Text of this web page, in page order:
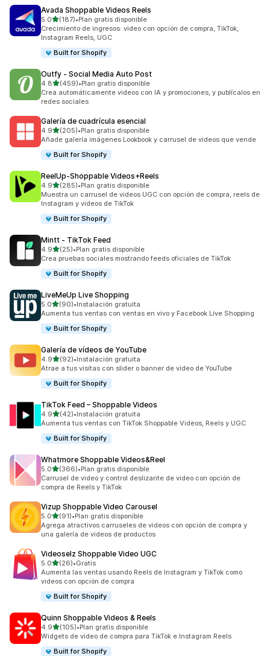
Avada Shoppable Videos Reels
5.0de 5 estrellas
(187)
187 reseñas en total
•Plan gratis disponible
Crecimiento de ingresos: video con opción de compra, TikTok,
Instagram Reels, UGC
Built for Shopify
Outfy ‑ Social Media Auto Post
4.8de 5 estrellas
(459)
459 reseñas en total
•Plan gratis disponible
Crea automáticamente videos con IA y promociones, y publícalos en
redes sociales
Galería de cuadrícula esencial
4.9de 5 estrellas
(205)
205 reseñas en total
•Plan gratis disponible
Añade galería imágenes Lookbook y carrusel de videos que vende
Built for Shopify
ReelUp‑Shoppable Videos+Reels
4.9de 5 estrellas
(285)
285 reseñas en total
•Plan gratis disponible
Muestra un carrusel de videos UGC con opción de compra, reels de
Instagram y videos de TikTok
Built for Shopify
Mintt ‑ TikTok Feed
4.9de 5 estrellas
(25)
25 reseñas en total
•Plan gratis disponible
Crea pruebas sociales mostrando feeds oficiales de TikTok
Built for Shopify
LiveMeUp Live Shopping
5.0de 5 estrellas
(90)
90 reseñas en total
•Instalación gratuita
Aumenta tus ventas con ventas en vivo y Facebook Live Shopping
Built for Shopify
Galería de vídeos de YouTube
4.9de 5 estrellas
(92)
92 reseñas en total
•Instalación gratuita
Atrae a tus visitas con slider o banner de video de YouTube
Built for Shopify
TikTok Feed – Shoppable Videos
4.9de 5 estrellas
(42)
42 reseñas en total
•Instalación gratuita
Aumenta tus ventas con TikTok Shoppable Videos, Reels y UGC
Built for Shopify
Whatmore Shoppable Videos&Reel
5.0de 5 estrellas
(366)
366 reseñas en total
•Plan gratis disponible
Carrusel de video y control deslizante de video con opción de
compra de Reels y TikTok
Vizup Shoppable Video Carousel
5.0de 5 estrellas
(91)
91 reseñas en total
•Plan gratis disponible
Agrega atractivos carruseles de videos con opción de compra y
una galería de videos de productos
Videoselz Shoppable Video UGC
5.0de 5 estrellas
(26)
26 reseñas en total
•Gratis
Aumenta las ventas usando Reels de Instagram y TikTok como
videos con opción de compra
Built for Shopify
Quinn Shoppable Videos & Reels
4.9de 5 estrellas
(105)
105 reseñas en total
•Plan gratis disponible
Widgets de video de compra para TikTok e Instagram Reels
Built for Shopify